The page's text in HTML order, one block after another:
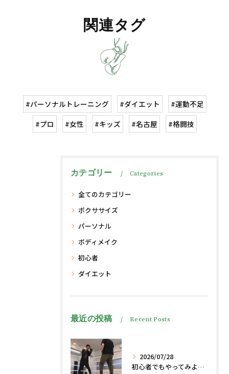
関連タグ
#パーソナルトレーニング #ダイエット
#運動不足
#プロ
#女性 #キッズ #名古屋 #格闘技
カテゴリー Categories
全てのカテゴリー
ボクササイズ
パーソナル
ボディメイク
初心者
ダイエット
最近の投稿 Recent Posts
2026/07/28
初心者でもやってみよう、格闘技でダイエット脂肪燃焼🔥